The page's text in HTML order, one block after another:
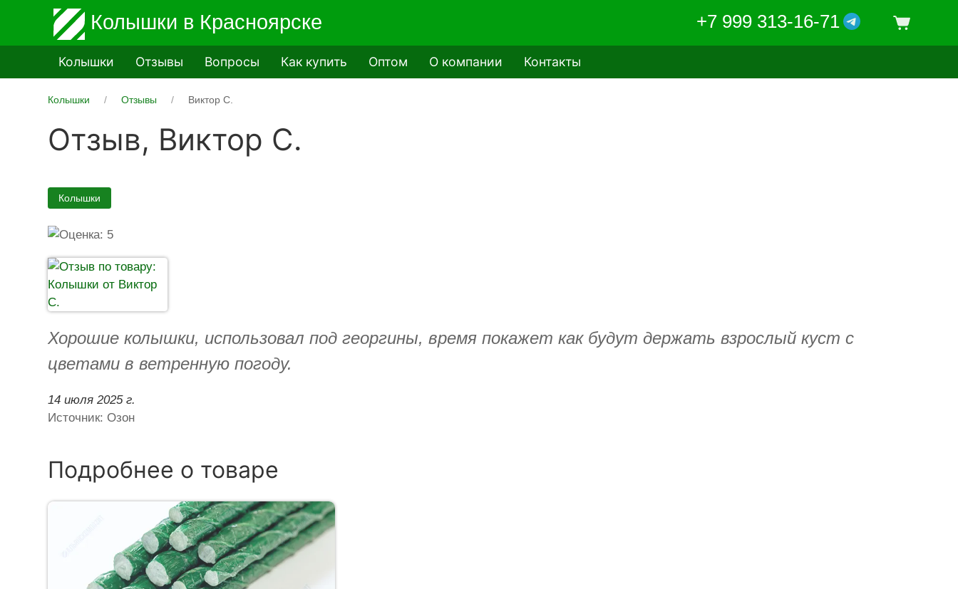
Колышки в Красноярскe +7 999 313-16-71
Колышки Отзывы Вопросы Как купить Оптом О компании Контакты
Колышки Отзывы Виктор С.
Отзыв, Виктор С.
Колышки
Хорошие колышки, использовал под георгины, время покажет как будут держать взрослый куст с
цветами в ветренную погоду.
14 июля 2025 г.
Источник: Озон
Подробнее о товаре